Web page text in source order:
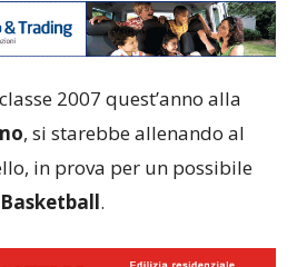
2007 quest’anno alla
, si starebbe allenando al
in prova per un possibile
.